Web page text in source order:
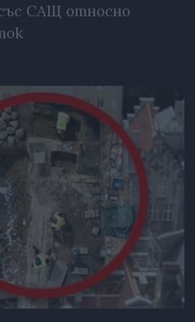
САЩ относно